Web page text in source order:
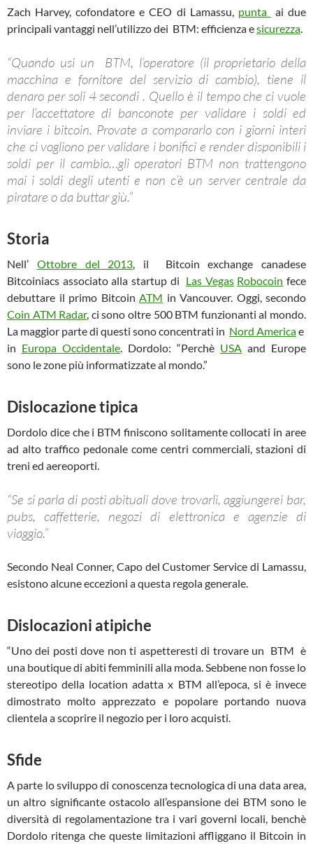
Zach Harvey, cofondatore e CEO di Lamassu, punta
ai due
principali vantaggi nell’utilizzo dei BTM: efficienza esicurezza.
“Quando usi un BTM, l’operatore (il proprietario della
macchina e fornitore del servizio di cambio), tiene il
denaro per soli 4 secondi . Quello è il tempo che ci vuole
per l’accettatore di banconote per validare i soldi ed
inviare i bitcoin. Provate a compararlo con i giorni interi
che ci vogliono per validare i bonifici e render disponibili i
soldi per il cambio…gli operatori BTM non trattengono
mai i soldi degli utenti e non c’è un server centrale da
piratare o da buttar giù.”
Storia
Nell’ Ottobre del 2013, il Bitcoin exchange canadese
Bitcoiniacs associato alla startup di Las Vegas Robocoin fece
debuttare il primo Bitcoin ATM in Vancouver. Oggi, secondo
Coin ATM Radar, ci sono oltre 500 BTM funzionanti al mondo.
La maggior parte di questi sono concentrati in Nord Americae
in Europa Occidentale. Dordolo: “Perchè USA and Europe
sono le zone più informatizzate al mondo.”
Dislocazione tipica
Dordolo dice che i BTM finiscono solitamente collocati in aree
ad alto traffico pedonale come centri commerciali, stazioni di
treni ed aereoporti.
“Se si parla di posti abituali dove trovarli, aggiungerei bar,
pubs, caffetterie, negozi di elettronica e agenzie di
viaggio.”
Secondo Neal Conner, Capo del Customer Service di Lamassu,
esistono alcune eccezioni a questa regola generale.
Dislocazioni atipiche
“Uno dei posti dove non ti aspetteresti di trovare un BTM è
una boutique di abiti femminili alla moda. Sebbene non fosse lo
stereotipo della location adatta x BTM all’epoca, si è invece
dimostrato molto apprezzato e popolare portando nuova
clientela a scoprire il negozio per i loro acquisti.
Sfide
A parte lo sviluppo di conoscenza tecnologica di una data area,
un altro significante ostacolo all’espansione dei BTM sono le
diversità di regolamentazione tra i vari governi locali, benchè
Dordolo ritenga che queste limitazioni affliggano il Bitcoin in